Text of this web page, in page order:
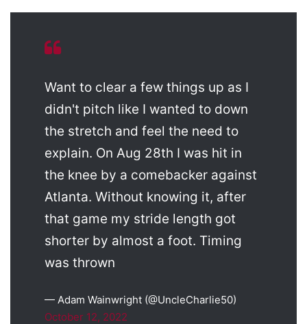
Want to clear a few things up as I
didn't pitch like I wanted to down
the stretch and feel the need to
explain. On Aug 28th I was hit in
the knee by a comebacker against
Atlanta. Without knowing it, after
that game my stride length got
shorter by almost a foot. Timing
was thrown
— Adam Wainwright (@UncleCharlie50)
October 12, 2022